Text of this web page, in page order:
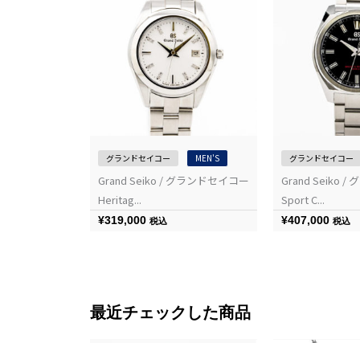
グランドセイコー MEN'S
Grand Seiko / グランドセイコー
Heritag...
¥319,000 税込
グランドセイコー
Grand Seiko /
Sport C...
¥407,000 税込
最近チェックした商品